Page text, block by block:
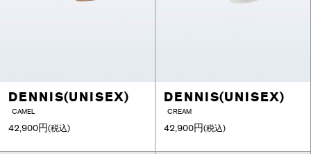
DENNIS(UNISEX)
CAMEL
42,900円(税込)
DENNIS(UNISEX)
CREAM
42,900円(税込)